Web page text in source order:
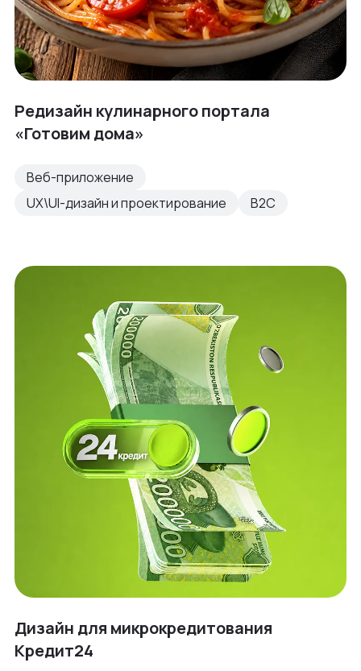
Редизайн кулинарного портала
«Готовим дома»
Веб-приложение
UX\UI-дизайн и проектирование
B2C
Дизайн для микрокредитования
Кредит24